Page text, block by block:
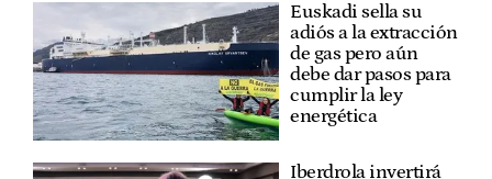
Euskadi sella su
adiós a la extracción
de gas pero aún
debe dar pasos para
cumplir la ley
energética
Iberdrola invertirá